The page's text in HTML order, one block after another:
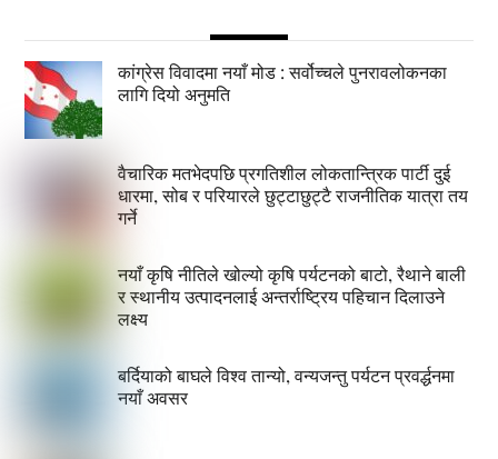
कांग्रेस विवादमा नयाँ मोड : सर्वोच्चले पुनरावलोकनका
लागि दियो अनुमति
वैचारिक मतभेदपछि प्रगतिशील लोकतान्त्रिक पार्टी दुई
धारमा, सोब र परियारले छुट्टाछुट्टै राजनीतिक यात्रा तय
गर्ने
नयाँ कृषि नीतिले खोल्यो कृषि पर्यटनको बाटो, रैथाने बाली
र स्थानीय उत्पादनलाई अन्तर्राष्ट्रिय पहिचान दिलाउने
लक्ष्य
बर्दियाको बाघले विश्व तान्यो, वन्यजन्तु पर्यटन प्रवर्द्धनमा
नयाँ अवसर